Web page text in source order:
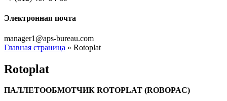
Электронная почта
manager1@aps-bureau.com
Главная страница » Rotoplat
Rotoplat
ПАЛЛЕТООБМОТЧИК ROTOPLAT (ROBOPAC)